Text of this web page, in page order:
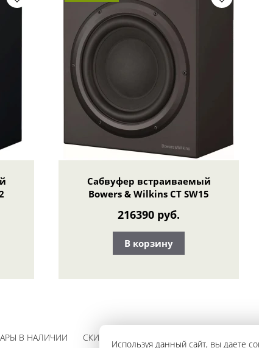
Сабвуфер встраиваемый
Bowers & Wilkins CT SW15
216390 руб.
В корзину
Используя данный сайт, вы даете
В НАЛИЧИИ
СКИДКИ